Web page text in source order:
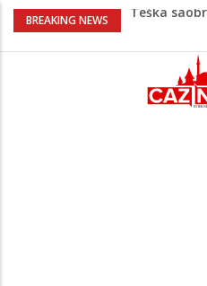
BREAKING NEWS
Teška
Ovo je 24-
život u
Na Ahiret
REDŽEP